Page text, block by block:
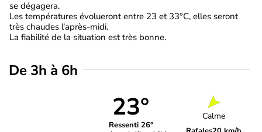
se dégagera.
Les températures évolueront entre 23 et 33°C, elles seront
très chaudes l'après-midi.
La fiabilité de la situation est très bonne.
De 3h à 6h
23°
Ressenti 26°
Calme